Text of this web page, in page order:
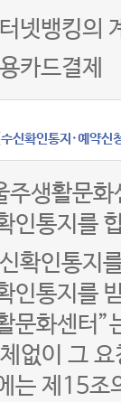
넷뱅킹의
카드결제
신확인통지·예약신
주생활문
인통지를
확인통지
인통지를
문화센터”
없이 그
는 제15조